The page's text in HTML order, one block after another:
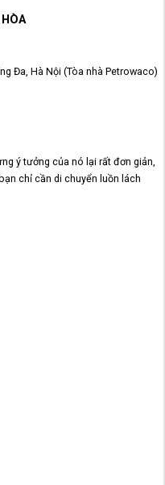
Đa, Hà Nội (Tòa nhà Petrowaco)
ý tưởng của nó lại rất đơn giản,
chỉ cần di chuyển luồn lách